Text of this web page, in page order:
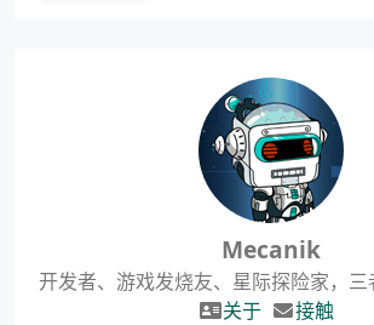
Mecanik
开发者、游戏发烧友、星际探险家，三
关于
接触